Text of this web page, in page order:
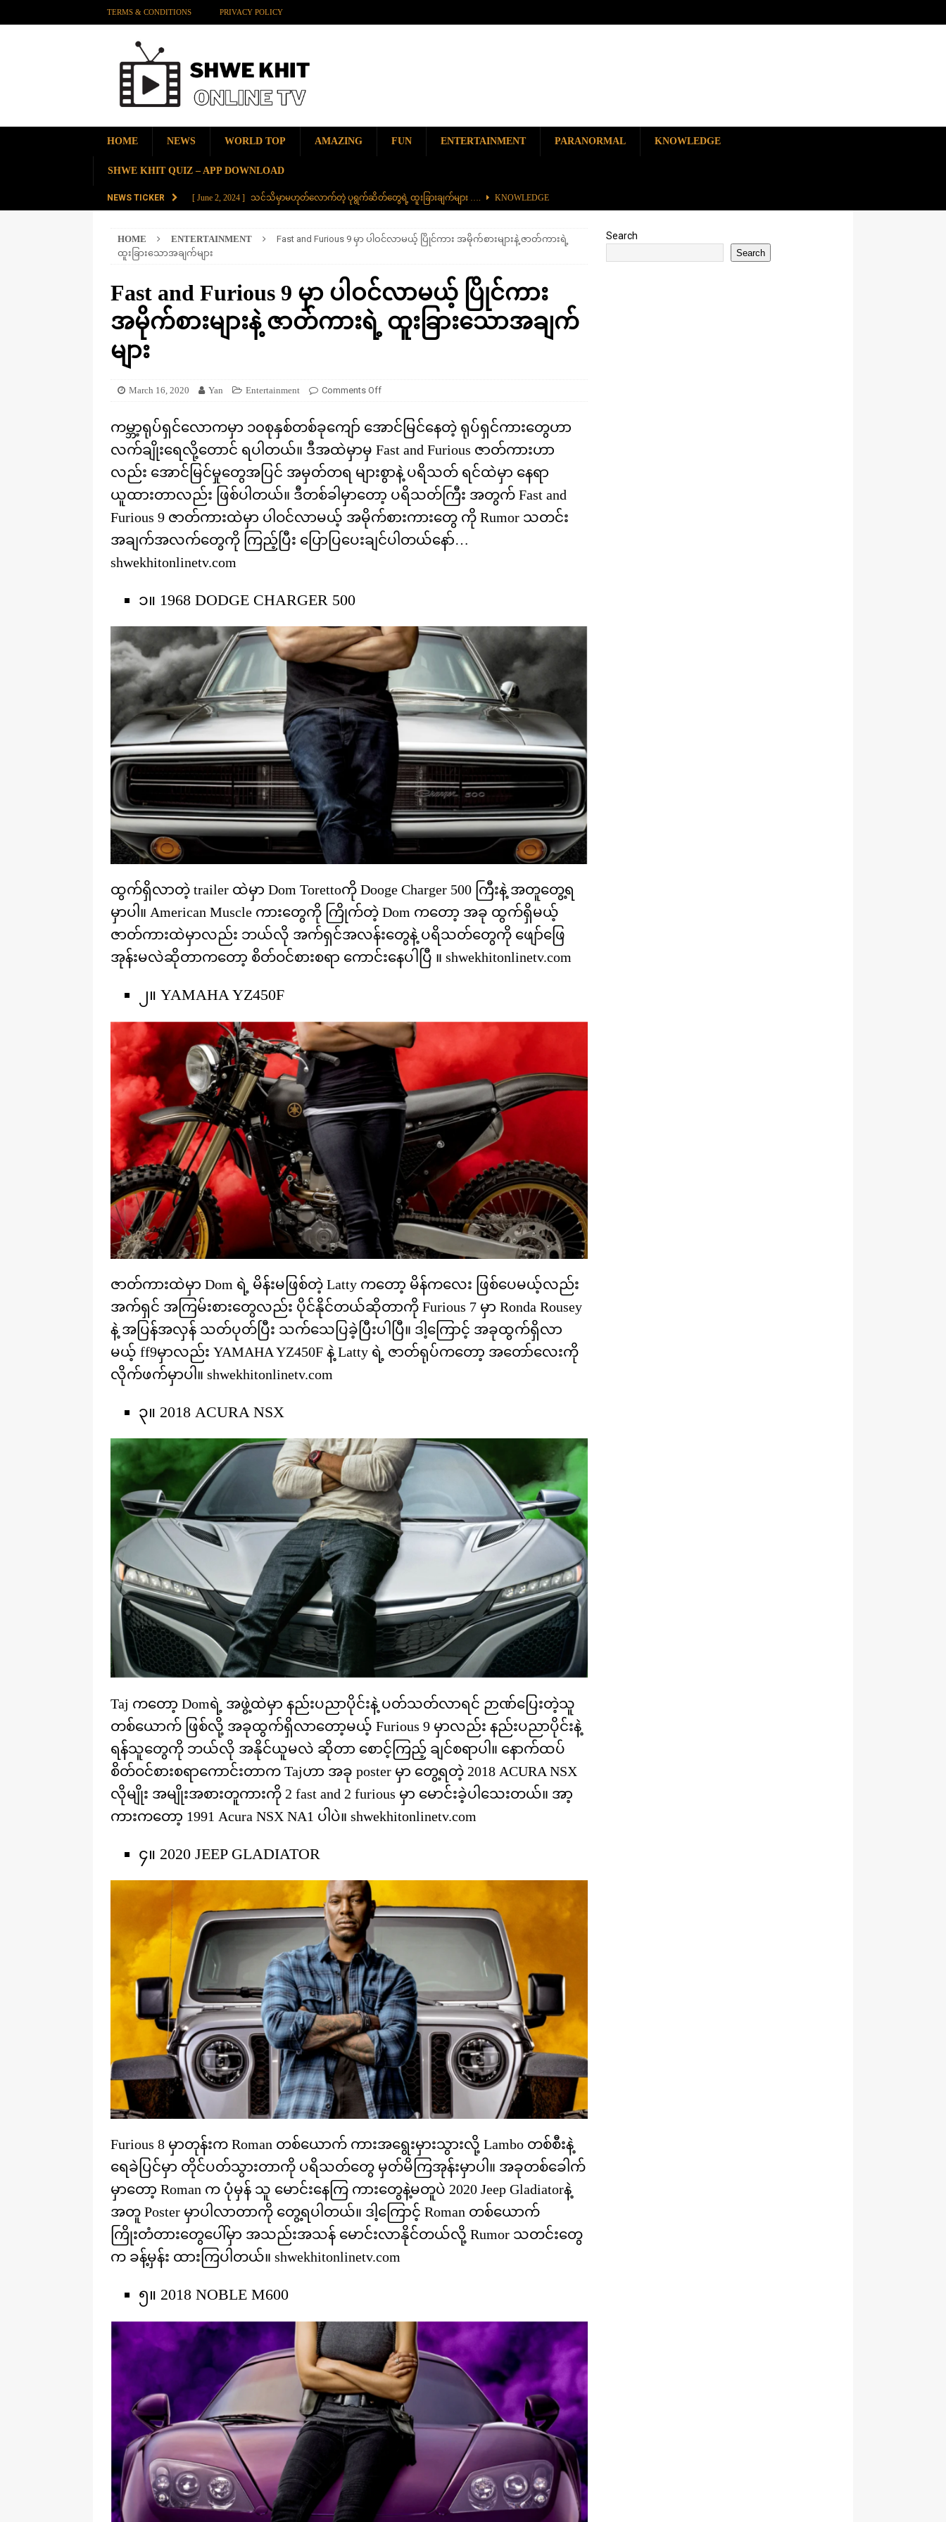
TERMS & CONDITIONS PRIVACY POLICY
HOME NEWS WORLD TOP AMAZING FUN ENTERTAINMENT PARANORMAL KNOWLEDGE
SHWE KHIT QUIZ – APP DOWNLOAD
NEWS TICKER [ June 2, 2024 ] သင်သိမှာမဟုတ်လောက်တဲ့ ပုရွက်ဆိတ်တွေရဲ့ ထူးခြားချက်များ …. KNOWLEDGE
AMAZING
[ November 28, 2023 ] တွဲပေါင်း (၆၀၀) ကျော်နဲ့ ကမ္ဘာ့အရှည်ဆုံး မီးရထားကြီး KNOWLEDGE
[ August 20, 2025 ] ဒိုင်နိုဆောတွေကို မျိုးတုံးစေခဲ့တဲ့ ဥက္ကာခဲကြီးရဲ့ အဖျက်စွမ်းအား ဘယ်လောက်ရှိခဲ့လဲ
KNOWLEDGE
HOME ENTERTAINMENT
Fast and Furious 9 မှာ ပါဝင်လာမယ့် ပြိုင်ကား အမိုက်စားများနဲ့ ဇာတ်ကားရဲ့
ထူးခြားသောအချက်များ
Fast and Furious 9 မှာ ပါဝင်လာမယ့် ပြိုင်ကား
အမိုက်စားများနဲ့ ဇာတ်ကားရဲ့ ထူးခြားသောအချက်
များ
March 16, 2020 Yan Entertainment Comments Off
ကမ္ဘာ့ရုပ်ရှင်လောကမှာ ၁၀စုနှစ်တစ်ခုကျော် အောင်မြင်နေတဲ့ ရုပ်ရှင်ကားတွေဟာ
လက်ချိုးရေလို့တောင် ရပါတယ်။ ဒီအထဲမှာမှ Fast and Furious ဇာတ်ကားဟာ
လည်း အောင်မြင်မှုတွေအပြင် အမှတ်တရ များစွာနဲ့ ပရိသတ် ရင်ထဲမှာ နေရာ
ယူထားတာလည်း ဖြစ်ပါတယ်။ ဒီတစ်ခါမှာတော့ ပရိသတ်ကြီး အတွက် Fast and
Furious 9 ဇာတ်ကားထဲမှာ ပါဝင်လာမယ့် အမိုက်စားကားတွေ ကို Rumor သတင်း
အချက်အလက်တွေကို ကြည့်ပြီး ပြောပြပေးချင်ပါတယ်နော်…
shwekhitonlinetv.com
၁။ 1968 DODGE CHARGER 500
ထွက်ရှိလာတဲ့ trailer ထဲမှာ Dom Torettoကို Dooge Charger 500 ကြီးနဲ့ အတူတွေ့ရ
မှာပါ။ American Muscle ကားတွေကို ကြိုက်တဲ့ Dom ကတော့ အခု ထွက်ရှိမယ့်
ဇာတ်ကားထဲမှာလည်း ဘယ်လို အက်ရှင်အလန်းတွေနဲ့ ပရိသတ်တွေကို ဖျော်ဖြေ
အုန်းမလဲဆိုတာကတော့ စိတ်ဝင်စားစရာ ကောင်းနေပါပြီ ။ shwekhitonlinetv.com
၂။ YAMAHA YZ450F
ဇာတ်ကားထဲမှာ Dom ရဲ့ မိန်းမဖြစ်တဲ့ Latty ကတော့ မိန်ကလေး ဖြစ်ပေမယ့်လည်း
အက်ရှင် အကြမ်းစားတွေလည်း ပိုင်နိုင်တယ်ဆိုတာကို Furious 7 မှာ Ronda Rousey
နဲ့ အပြန်အလှန် သတ်ပုတ်ပြီး သက်သေပြခဲ့ပြီးပါပြီ။ ဒါ့ကြောင့် အခုထွက်ရှိလာ
မယ့် ff9မှာလည်း YAMAHA YZ450F နဲ့ Latty ရဲ့ ဇာတ်ရုပ်ကတော့ အတော်လေးကို
လိုက်ဖက်မှာပါ။ shwekhitonlinetv.com
၃။ 2018 ACURA NSX
Taj ကတော့ Domရဲ့ အဖွဲ့ထဲမှာ နည်းပညာပိုင်းနဲ့ ပတ်သတ်လာရင် ဉာဏ်ပြေးတဲ့သူ
တစ်ယောက် ဖြစ်လို့ အခုထွက်ရှိလာတော့မယ့် Furious 9 မှာလည်း နည်းပညာပိုင်းနဲ့
ရန်သူတွေကို ဘယ်လို အနိုင်ယူမလဲ ဆိုတာ စောင့်ကြည့် ချင်စရာပါ။ နောက်ထပ်
စိတ်ဝင်စားစရာကောင်းတာက Tajဟာ အခု poster မှာ တွေ့ရတဲ့ 2018 ACURA NSX
လိုမျိုး အမျိုးအစားတူကားကို 2 fast and 2 furious မှာ မောင်းခဲ့ပါသေးတယ်။ အာ့
ကားကတော့ 1991 Acura NSX NA1 ပါပဲ။ shwekhitonlinetv.com
၄။ 2020 JEEP GLADIATOR
Furious 8 မှာတုန်းက Roman တစ်ယောက် ကားအရွေးမှားသွားလို့ Lambo တစ်စီးနဲ့
ရေခဲပြင်မှာ တိုင်ပတ်သွားတာကို ပရိသတ်တွေ မှတ်မိကြအုန်းမှာပါ။ အခုတစ်ခေါက်
မှာတော့ Roman က ပုံမှန် သူ မောင်းနေကြ ကားတွေနဲ့မတူပဲ 2020 Jeep Gladiatorနဲ့
အတူ Poster မှာပါလာတာကို တွေ့ရပါတယ်။ ဒါ့ကြောင့် Roman တစ်ယောက်
ကြိုးတံတားတွေပေါ်မှာ အသည်းအသန် မောင်းလာနိုင်တယ်လို့ Rumor သတင်းတွေ
က ခန့်မှန်း ထားကြပါတယ်။ shwekhitonlinetv.com
၅။ 2018 NOBLE M600
Search
Search